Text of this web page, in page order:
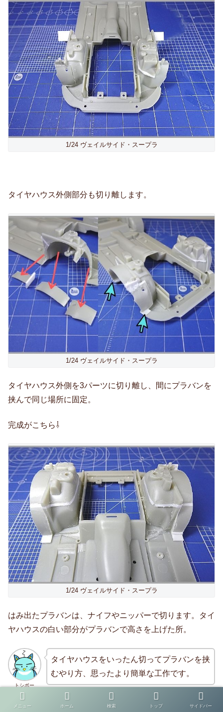
1/24 ヴェイルサイド・スープラ
タイヤハウス外側部分も切り離します。
1/24 ヴェイルサイド・スープラ
タイヤハウス外側を3パーツに切り離し、間にプラバンを
挟んで同じ場所に固定。
完成がこちら⇩
1/24 ヴェイルサイド・スープラ
はみ出たプラバンは、ナイフやニッパーで切ります。タイ
ヤハウスの白い部分がプラバンで高さを上げた所。
トシボー
タイヤハウスをいったん切ってプラバンを挟
むやり方、思ったより簡単な工作です。
バルクヘッドパーツも形が合わなくなったので両端をカッ
メニュー ホーム 検索 トップ サイドバー